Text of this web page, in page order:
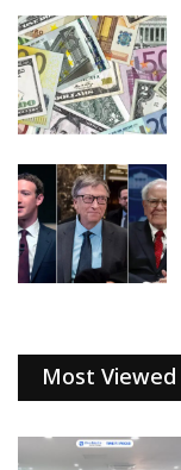
Most Viewed